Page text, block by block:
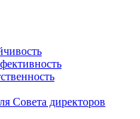
Совета директоров